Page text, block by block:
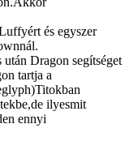
és egyszer
Dragon segítséget
tartja a
ilyesmit
ennyi